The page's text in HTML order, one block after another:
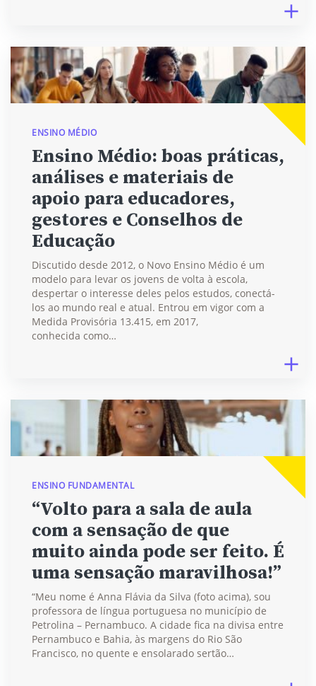
ENSINO MÉDIO
Ensino Médio: boas práticas,
análises e materiais de
apoio para educadores,
gestores e Conselhos de
Educação
Discutido desde 2012, o Novo Ensino Médio é um
modelo para levar os jovens de volta à escola,
despertar o interesse deles pelos estudos, conectá-
los ao mundo real e atual. Entrou em vigor com a
Medida Provisória 13.415, em 2017,
conhecida como…
ENSINO FUNDAMENTAL
“Volto para a sala de aula
com a sensação de que
muito ainda pode ser feito. É
uma sensação maravilhosa!”
“Meu nome é Anna Flávia da Silva (foto acima), sou
professora de língua portuguesa no município de
Petrolina – Pernambuco. A cidade fica na divisa entre
Pernambuco e Bahia, às margens do Rio São
Francisco, no quente e ensolarado sertão…